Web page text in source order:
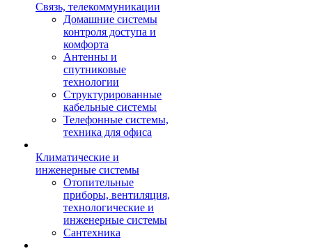
Связь, телекоммуникации
Домашние системы
контроля доступа и
комфорта
Антенны и
спутниковые
технологии
Структурированные
кабельные системы
Телефонные системы,
техника для офиса
Климатические и
инженерные системы
Отопительные
приборы, вентиляция,
технологические и
инженерные системы
Сантехника